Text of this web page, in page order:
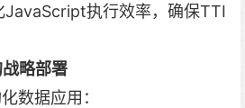
JavaScript执行效率，确保TTI
略部署
数据应用：